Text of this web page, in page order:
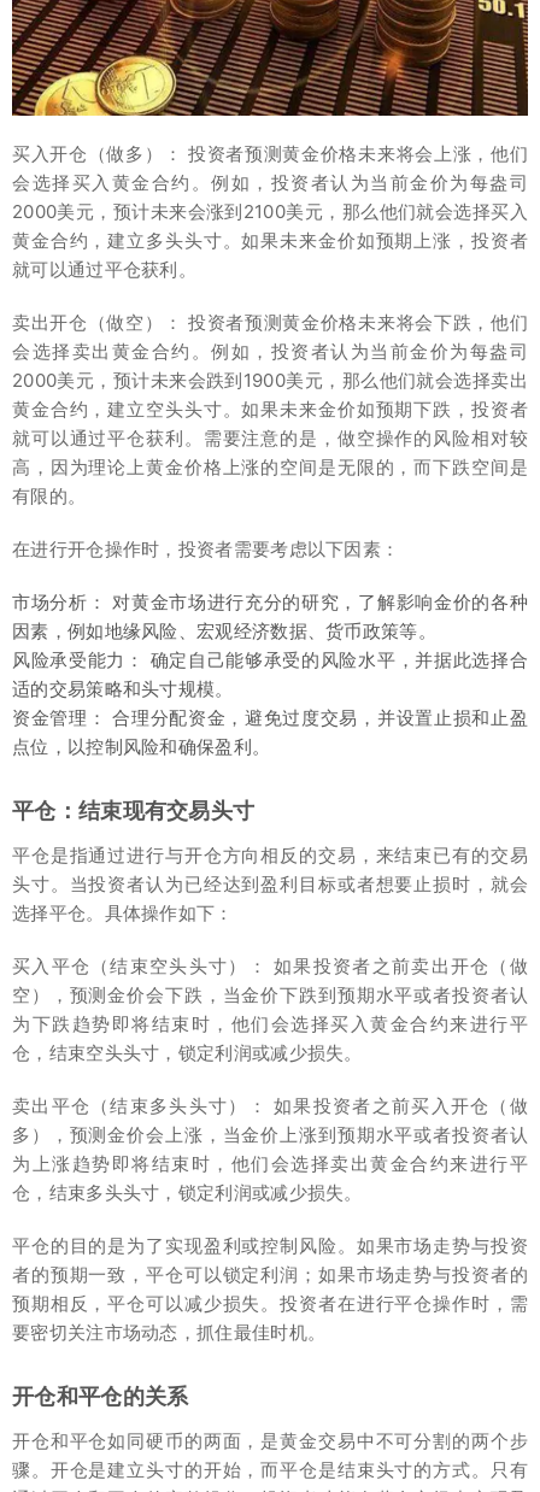
买入开仓（做多）： 投资者预测黄金价格未来将会上涨，他们
会选择买入黄金合约。例如，投资者认为当前金价为每盎司
2000美元，预计未来会涨到2100美元，那么他们就会选择买入
黄金合约，建立多头头寸。如果未来金价如预期上涨，投资者
就可以通过平仓获利。
卖出开仓（做空）： 投资者预测黄金价格未来将会下跌，他们
会选择卖出黄金合约。例如，投资者认为当前金价为每盎司
2000美元，预计未来会跌到1900美元，那么他们就会选择卖出
黄金合约，建立空头头寸。如果未来金价如预期下跌，投资者
就可以通过平仓获利。需要注意的是，做空操作的风险相对较
高，因为理论上黄金价格上涨的空间是无限的，而下跌空间是
有限的。
在进行开仓操作时，投资者需要考虑以下因素：
市场分析： 对黄金市场进行充分的研究，了解影响金价的各种
因素，例如地缘风险、宏观经济数据、货币政策等。
风险承受能力： 确定自己能够承受的风险水平，并据此选择合
适的交易策略和头寸规模。
资金管理： 合理分配资金，避免过度交易，并设置止损和止盈
点位，以控制风险和确保盈利。
平仓：结束现有交易头寸
平仓是指通过进行与开仓方向相反的交易，来结束已有的交易
头寸。当投资者认为已经达到盈利目标或者想要止损时，就会
选择平仓。具体操作如下：
买入平仓（结束空头头寸）： 如果投资者之前卖出开仓（做
空），预测金价会下跌，当金价下跌到预期水平或者投资者认
为下跌趋势即将结束时，他们会选择买入黄金合约来进行平
仓，结束空头头寸，锁定利润或减少损失。
卖出平仓（结束多头头寸）： 如果投资者之前买入开仓（做
多），预测金价会上涨，当金价上涨到预期水平或者投资者认
为上涨趋势即将结束时，他们会选择卖出黄金合约来进行平
仓，结束多头头寸，锁定利润或减少损失。
平仓的目的是为了实现盈利或控制风险。如果市场走势与投资
者的预期一致，平仓可以锁定利润；如果市场走势与投资者的
预期相反，平仓可以减少损失。投资者在进行平仓操作时，需
要密切关注市场动态，抓住最佳时机。
开仓和平仓的关系
开仓和平仓如同硬币的两面，是黄金交易中不可分割的两个步
骤。开仓是建立头寸的开始，而平仓是结束头寸的方式。只有